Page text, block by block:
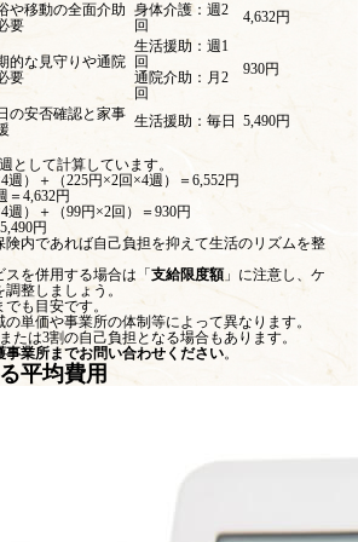
や移動の全面介助
要
身体介護：週2
回
4,632円
的な見守りや通院
要
生活援助：週1
回
通院介助：月2
回
930円
の安否確認と家事 生活援助：毎日
5,490円
として計算しています。
週）＋（225円×2回×4週）＝6,552円
＝4,632円
週）＋（99円×2回）＝930円
円
内であれば自己負担を抑えて生活のリズムを整
を併用する場合は「 支給限度額」に注意し、ケ
整しましょう。
も目安です。
単価や事業所の体制等によって異なります。
たは3割の自己負担となる場合もあります。
業所までお問い合わせください。
平均費用